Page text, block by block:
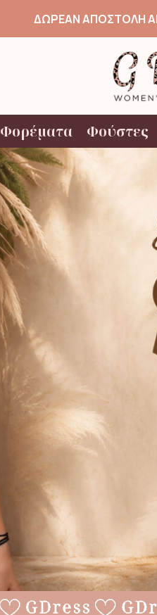
ΔΩΡΕΑΝ ΑΠΟΣΤΟΛΗ
Φορέματα Φούστες